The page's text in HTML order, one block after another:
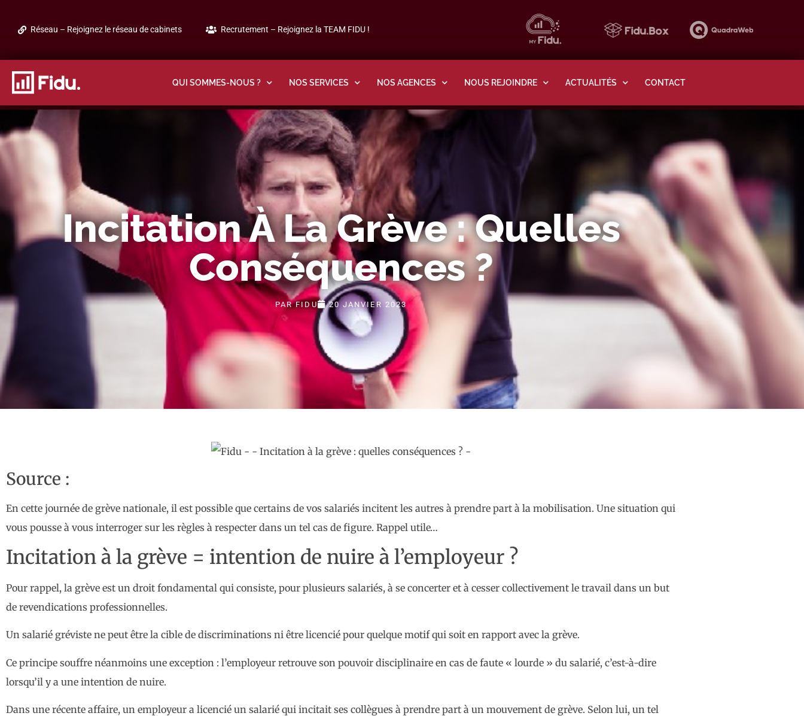
Réseau – Rejoignez le réseau de cabinets Recrutement – Rejoignez la TEAM FIDU !
QUI SOMMES-NOUS ? NOS SERVICES NOS AGENCES NOUS REJOINDRE ACTUALITÉS CONTACT
Incitation À La Grève : Quelles
Conséquences ?
PARFIDU 20 JANVIER 2023
Source :
En cette journée de grève nationale, il est possible que certains de vos salariés incitent les autres à prendre part à la mobilisation. Une situation qui
vous pousse à vous interroger sur les règles à respecter dans un tel cas de figure. Rappel utile…
Incitation à la grève = intention de nuire à l’employeur ?
Pour rappel, la grève est un droit fondamental qui consiste, pour plusieurs salariés, à se concerter et à cesser collectivement le travail dans un but
de revendications professionnelles.
Un salarié gréviste ne peut être la cible de discriminations ni être licencié pour quelque motif qui soit en rapport avec la grève.
Ce principe souffre néanmoins une exception : l’employeur retrouve son pouvoir disciplinaire en cas de faute « lourde » du salarié, c’est-à-dire
lorsqu’il y a une intention de nuire.
Dans une récente affaire, un employeur a licencié un salarié qui incitait ses collègues à prendre part à un mouvement de grève. Selon lui, un tel